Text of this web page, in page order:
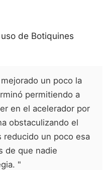
de Botiquines
un poco la
permitiendo a
en el acelerador por
obstaculizando el
reducido un poco esa
de que nadie
"